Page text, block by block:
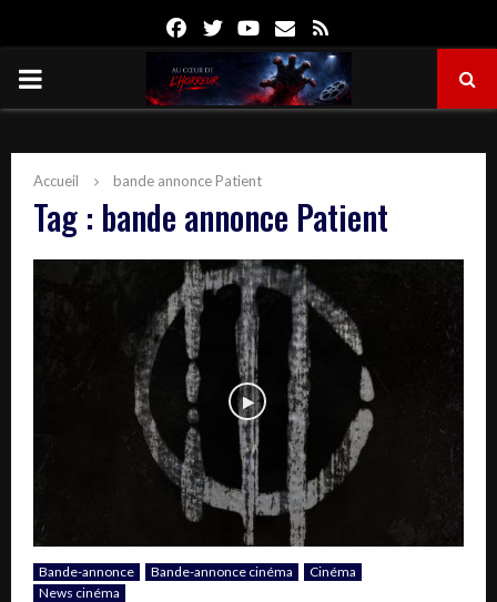
FacebookTwitterYoutube
Email
PRIMARY
Accueil bande annonce Patient
Tag : bande annonce Patient
Bande-annonce Bande-annonce cinéma
Cinéma
News cinéma